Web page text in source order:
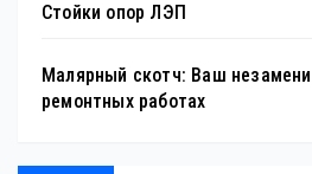
Стойки опор ЛЭП
Малярный скотч: Ваш
ремонтных работах